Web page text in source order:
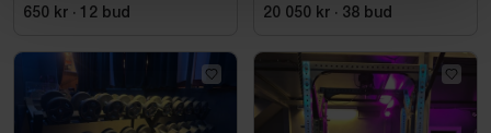
650 kr · 12 bud 20 050 kr · 38 bud